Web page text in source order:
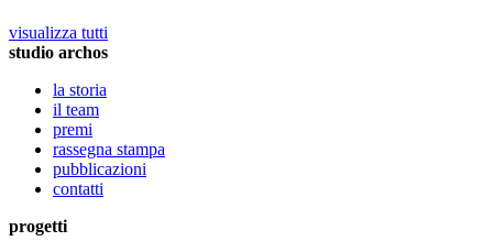
visualizza tutti
studio archos
la storia
il team
premi
rassegna stampa
pubblicazioni
contatti
progetti